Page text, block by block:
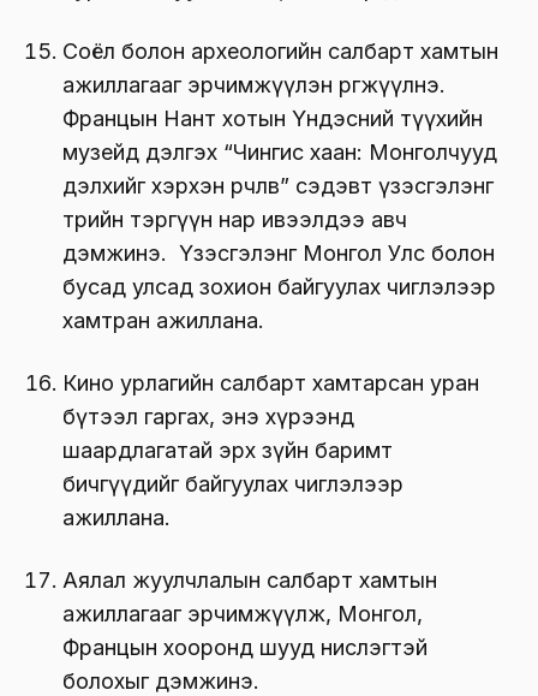
Соёл болон археологийн салбарт хамтын
ажиллагааг эрчимжүүлэн өргөжүүлнэ.
Францын Нант хотын Үндэсний түүхийн
музейд дэлгэх “Чингис хаан: Монголчууд
дэлхийг хэрхэн өөрчлөв” сэдэвт үзэсгэлэнг
төрийн тэргүүн нар ивээлдээ авч
дэмжинэ. Үзэсгэлэнг Монгол Улс болон
бусад улсад зохион байгуулах чиглэлээр
хамтран ажиллана.
Кино урлагийн салбарт хамтарсан уран
бүтээл гаргах, энэ хүрээнд
шаардлагатай эрх зүйн баримт
бичгүүдийг байгуулах чиглэлээр
ажиллана.
Аялал жуулчлалын салбарт хамтын
ажиллагааг эрчимжүүлж, Монгол,
Францын хооронд шууд нислэгтэй
болохыг дэмжинэ.